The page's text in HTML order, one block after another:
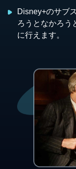
Disney+のサブ
ろうとなかろう
に行えます。